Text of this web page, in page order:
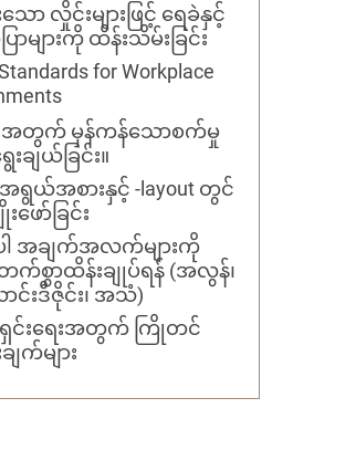
သော လှိုင်းများဖြင့် ရေခဲနှင့်
ြာများကို ထိန်းသိမ်းခြင်း
for Workplace
အတွက် မှန်ကန်သောစက်မှု
ချယ်ခြင်း။
အရွယ်အစားနှင့် -layout တွင်
ဖော်ခြင်း
ါ အချက်အလက်များကို
စွာထိန်းချုပ်ရန် (အလွန်၊
င်းဒီဇိုင်း၊ အသံ)
င်းရေးအတွက် ကြိုတင်
ျက်များ